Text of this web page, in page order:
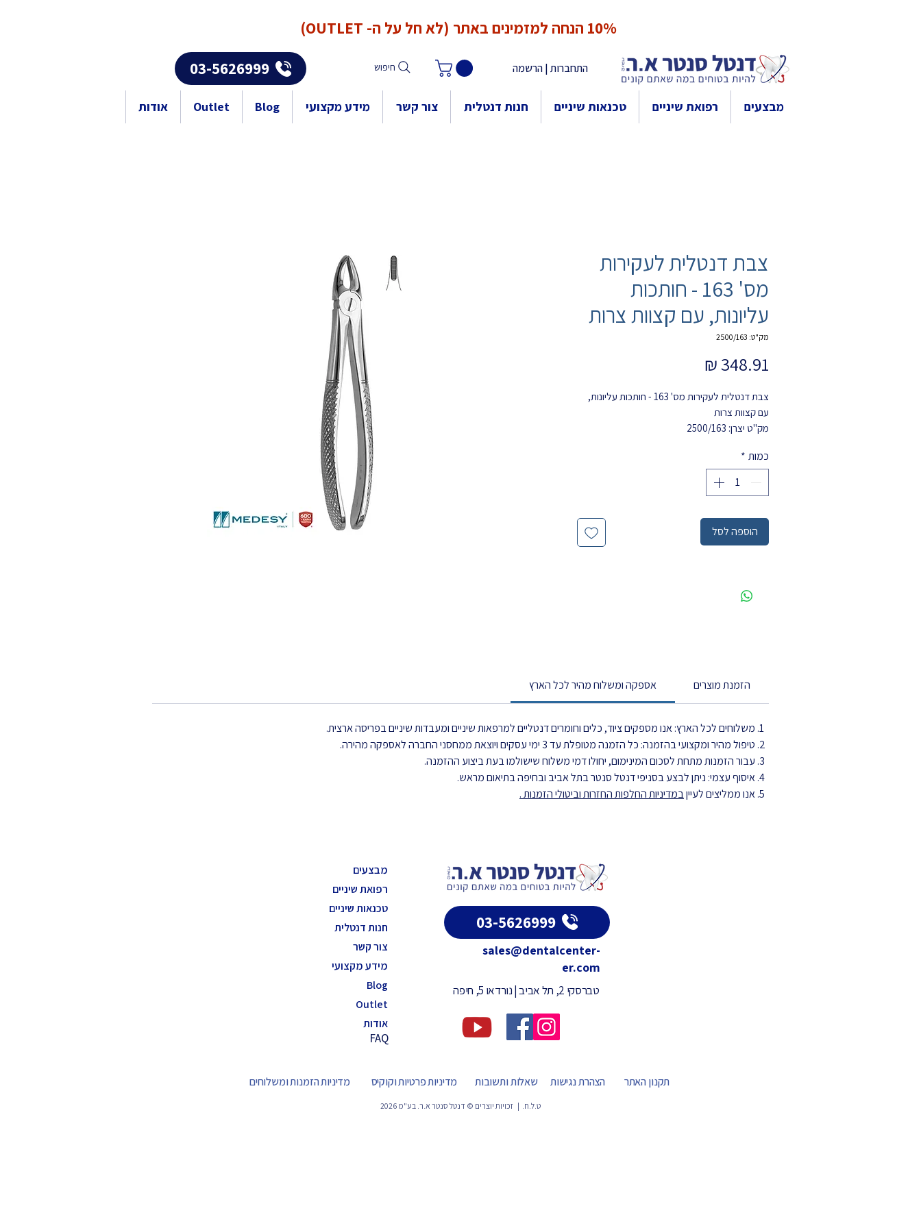
10% הנחה למזמינים באתר (לא חל על ה- OUTLET)
התחברות | הרשמה חיפוש 03-5626999
מבצעים רפואת שיניים טכנאות שיניים חנות דנטלית צור קשר מידע מקצועי Blog
Outlet אודות
צבת דנטלית לעקירות
מס' 163 - חותכות
עליונות, עם קצוות צרות
מק"ט: 2500/163
צבת דנטלית לעקירות מס' 163 - חותכות עליונות,
עם קצוות צרות
מק"ט יצרן: 2500/163
כמות *
הוספה לסל
אספקה ומשלוח מהיר לכל הארץ הזמנת מוצרים
משלוחים לכל הארץ: אנו מספקים ציוד, כלים וחומרים דנטליים למרפאות שיניים ומעבדות שיניים בפריסה ארצית.
טיפול מהיר ומקצועי בהזמנה: כל הזמנה מטופלת עד 3 ימי עסקים ויוצאת ממחסני החברה לאספקה מהירה.
עבור הזמנות מתחת לסכום המינימום, יחולו דמי משלוח שישולמו בעת ביצוע ההזמנה.
איסוף עצמי: ניתן לבצע בסניפי דנטל סנטר בתל אביב ובחיפה בתיאום מראש.
אנו ממליצים לעייןבמדיניות החלפות החזרות וביטולי הזמנות.
03-5626999
sales@dentalcenter-
er.com
טברסקי 2, תל אביב | נורדאו 5, חיפה
מבצעים
רפואת שיניים
טכנאות שיניים
חנות דנטלית
צור קשר
מידע מקצועי
Blog
Outlet
אודות
FAQ
תקנון האתר הצהרת נגישות שאלות ותשובות מדיניות פרטיות וקוקיס מדיניות הזמנות ומשלוחים
ט.ל.ח. | זכויות יוצרים © דנטל סנטר א.ר. בע"מ 2026